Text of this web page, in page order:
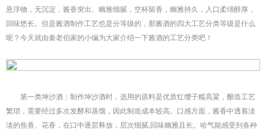
悬浮物，无沉淀，酱香突出、幽雅细腻，空杯留香，幽雅持久，入口柔绵醇厚，
回味悠长。但是酱酒制作工艺也是分等级的，那酱酒的四大工艺分类等级是什么
呢？今天就由秦老伯家的小编为大家介绍一下酱酒的工艺分类吧！
第一类坤沙酒：制作坤沙酒时，选用的原料是优质红缨子糯高粱，酿造工艺
繁琐，需要经过多次发酵和蒸馏，因此制造成本较高。口感方面，酱香中透着淡
淡的焦香、花香，在口中逐层释放，层次细腻,回味幽雅且长。哈气能感受到各种